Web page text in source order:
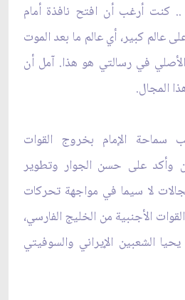
.. كنت أرغب أن افتح نافذة أمام
عالم كبير، أي عالم ما بعد الموت
في رسالتي هو هذا. آمل أن
المجال.
سماحة الإمام بخروج القوات
وأكد على حسن الجوار وتطوير
لا سيما في مواجهة تحركات
الأجنبية من الخليج الفارسي،
الشعبين الإيراني والسوفيتي